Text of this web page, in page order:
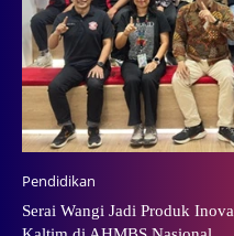
Pendidikan
Serai Wangi Jadi Produk